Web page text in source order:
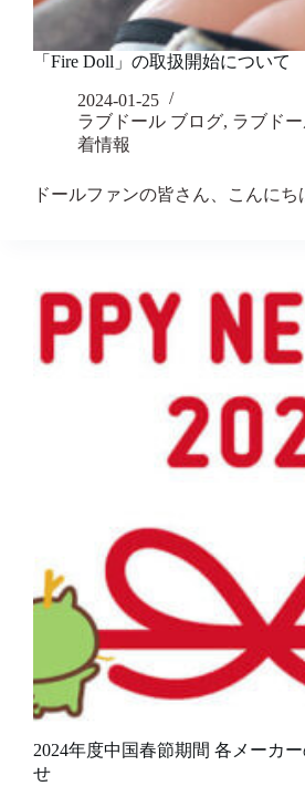
「Fire Doll」の取扱開始について
2024-01-25
ラブドール ブログ, ラブド
着情報
ドールファンの皆さん、こんに
2024年度中国春節期間 各メーカ
せ